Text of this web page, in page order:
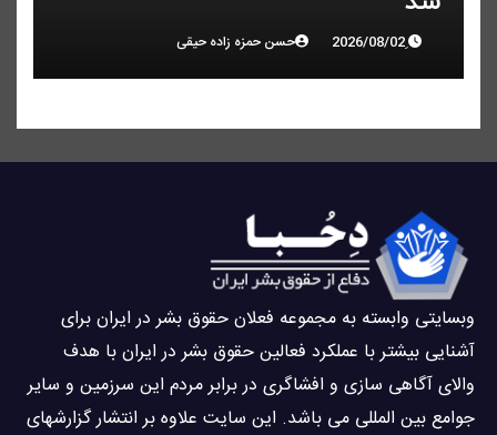
حسن حمزه زاده حیقی
وبسايتى وابسته به مجموعه فعلان حقوق بشر در ایران برای
آشنایی بيشتر با عملکرد فعالین حقوق بشر در ایران با هدف
والاى آگاهى سازی و افشاگرى در برابر مردم این سرزمین و ساير
جوامع بین المللى می باشد. این سایت علاوه بر انتشار گزارشهای